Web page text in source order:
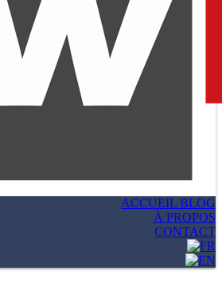
ACCUEIL BLOG
À PROPOS
CONTACT